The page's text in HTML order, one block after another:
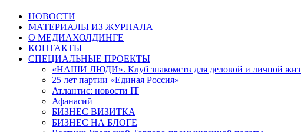
НОВОСТИ
МАТЕРИАЛЫ ИЗ ЖУРНАЛА
О МЕДИАХОЛДИНГЕ
КОНТАКТЫ
СПЕЦИАЛЬНЫЕ ПРОЕКТЫ
«НАШИ ЛЮДИ». Клуб знакомств для деловой и личной
25 лет партии «Единая Россия»
Атлантис: новости IT
Афанасий
БИЗНЕС ВИЗИТКА
БИЗНЕС НА БЛОГЕ